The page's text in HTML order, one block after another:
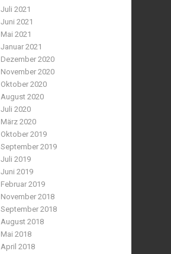
Juli 2021
Juni 2021
Mai 2021
Januar 2021
Dezember 2020
November 2020
Oktober 2020
August 2020
Juli 2020
März 2020
Oktober 2019
September 2019
Juli 2019
Juni 2019
Februar 2019
November 2018
September 2018
August 2018
Mai 2018
April 2018